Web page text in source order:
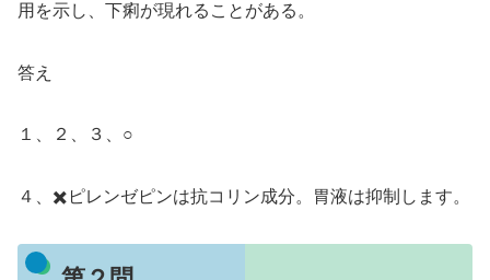
用を示し、下痢が現れることがある。
答え
１、２、３、○
４、✖️ピレンゼピンは抗コリン成分。胃液は抑制します。